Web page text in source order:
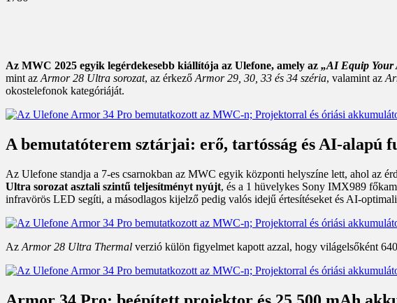
Az MWC 2025 egyik legérdekesebb kiállítója az Ulefone, amely az „AI Equip Your
mint az Armor 28 Ultra sorozat, az érkező Armor 29, 30, 33 és 34 széria, valamint az
okostelefonok kategóriáját.
A bemutatóterem sztárjai: erő, tartósság és AI-alapú
Az Ulefone standja a 7-es csarnokban az MWC egyik központi helyszíne lett, ahol az
Ultra sorozat asztali szintű teljesítményt nyújt, és a 1 hüvelykes Sony IMX989
infravörös LED segíti, a másodlagos kijelző pedig valós idejű értesítéseket és AI-
Az Armor 28 Ultra Thermal verzió külön figyelmet kapott azzal, hogy világelsőként